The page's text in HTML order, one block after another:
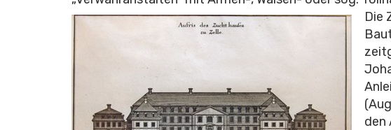
Die
den